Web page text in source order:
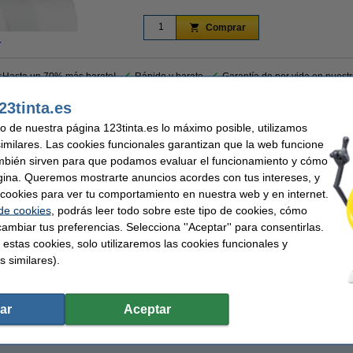
Comprar
un 70% más barato! Rápido y barato Garantía de por vida en
de direcciones anchas para su LW650XL PRO LabelWriter, este pack de 24
de nuestra marca 123tinta S0722390 / 13187 (etiquetas de dirección
etiquetas. Proporcionan etiquetas de dirección y franqueo fáciles de leer y
del 100%. 1-2-3 ¡sin preocupaciones!
de nuestra página 123tinta.es lo máximo posible, utilizamos
Las cookies funcionales garantizan que la web funcione
sirven para que podamos evaluar el funcionamiento y cómo
Queremos mostrarte anuncios acordes con tus intereses, y
para ver tu comportamiento en nuestra web y en internet.
cookies, podrás leer todo sobre este tipo de cookies, cómo
tus preferencias. Selecciona ''Aceptar'' para consentirlas.
cookies, solo utilizaremos las cookies funcionales y
similares).
Aceptar